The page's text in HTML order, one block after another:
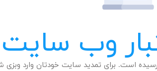
وب سایت
است. برای تمدید سایت خودتان وارد وبزی